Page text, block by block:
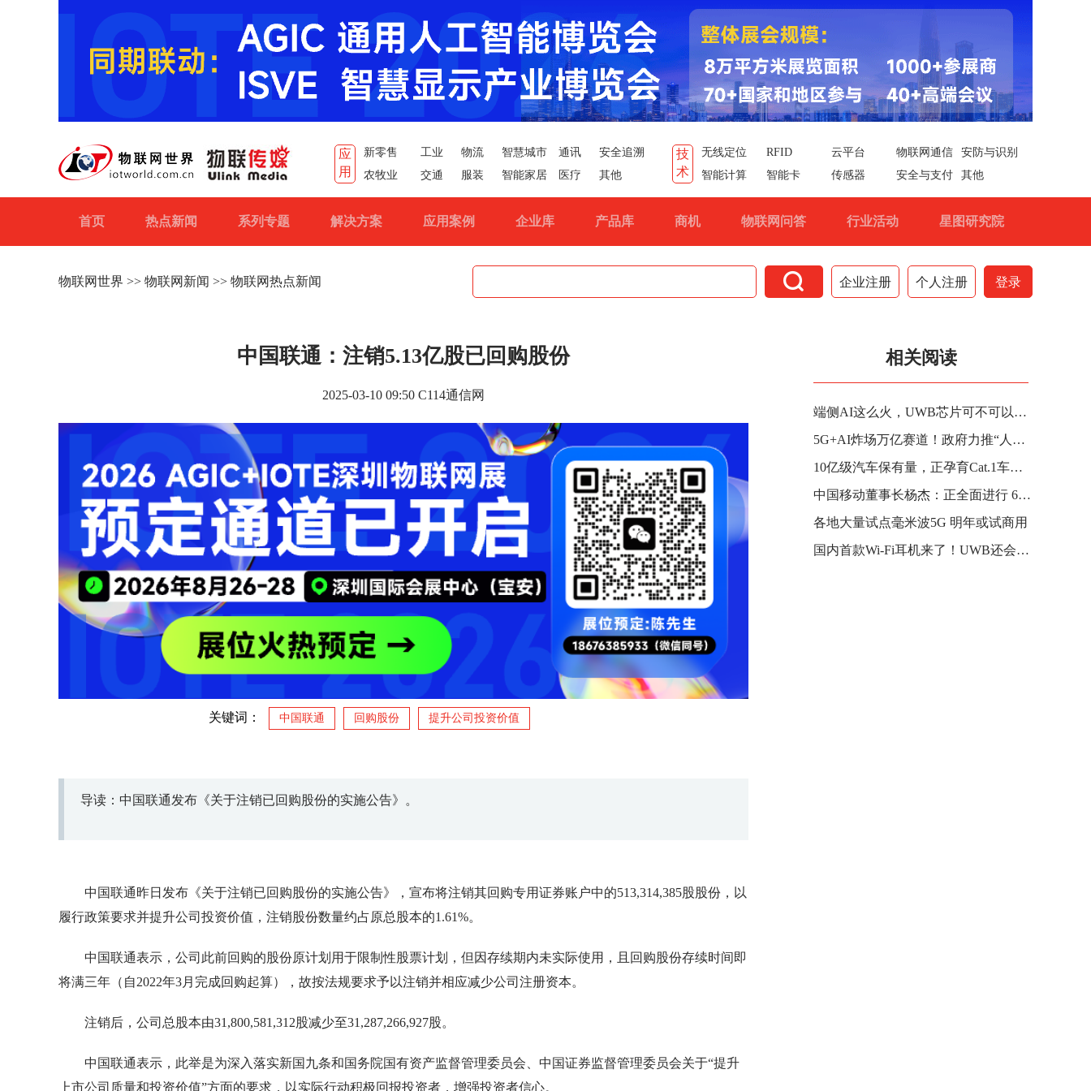
应
用
新零售 工业 物流 智慧城市 通讯
安全追溯
农牧业
交通 服装 智能家居 医疗 其他
技
术
无线定位 RFID 云平台 物联网通信
安防与识别
智能计算
智能卡 传感器 安全与支付 其他
首页 热点新闻 系列专题 解决方案 应用案例 企业库 产品库 商机 物联网问答 行业活动 星图研究院
物联网世界 >> 物联网新闻 >> 物联网热点新闻  企业注册 个人注册 登录
中国联通：注销5.13亿股已回购股份
2025-03-10 09:50 C114通信网
关键词： 中国联通 回购股份 提升公司投资价值
导读：中国联通发布《关于注销已回购股份的实施公告》。
中国联通昨日发布《关于注销已回购股份的实施公告》，宣布将注销其回购专用证券账户中的513,314,385股股份，以
履行政策要求并提升公司投资价值，注销股份数量约占原总股本的1.61%。
中国联通表示，公司此前回购的股份原计划用于限制性股票计划，但因存续期内未实际使用，且回购股份存续时间即
将满三年（自2022年3月完成回购起算），故按法规要求予以注销并相应减少公司注册资本。
注销后，公司总股本由31,800,581,312股减少至31,287,266,927股。
中国联通表示，此举是为深入落实新国九条和国务院国有资产监督管理委员会、中国证券监督管理委员会关于“提升
上市公司质量和投资价值”方面的要求，以实际行动积极回报投资者，增强投资者信心。
相关阅读
端侧AI这么火，UWB芯片可不可以玩？
5G+AI炸场万亿赛道！政府力推“人工智能+”
10亿级汽车保有量，正孕育Cat.1车载定位器规模化市场！
中国移动董事长杨杰：正全面进行 6G 研发，相比 5G 有三方面升级
各地大量试点毫米波5G 明年或试商用
国内首款Wi-Fi耳机来了！UWB还会远吗